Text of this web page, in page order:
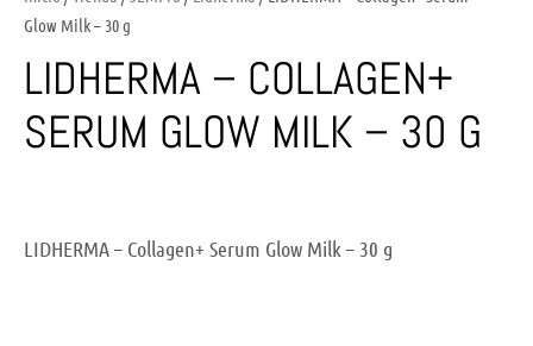
Glow Milk – 30 g
LIDHERMA – COLLAGEN+
SERUM GLOW MILK – 30 G
LIDHERMA – Collagen+ Serum Glow Milk – 30 g